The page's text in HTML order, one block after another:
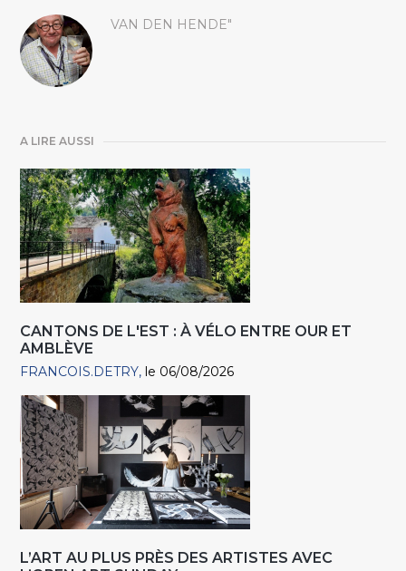
VAN DEN HENDE"
A LIRE AUSSI
CANTONS DE L'EST : À VÉLO ENTRE OUR ET
AMBLÈVE
FRANCOIS.DETRY le 06/08/2026
L’ART AU PLUS PRÈS DES ARTISTES AVEC